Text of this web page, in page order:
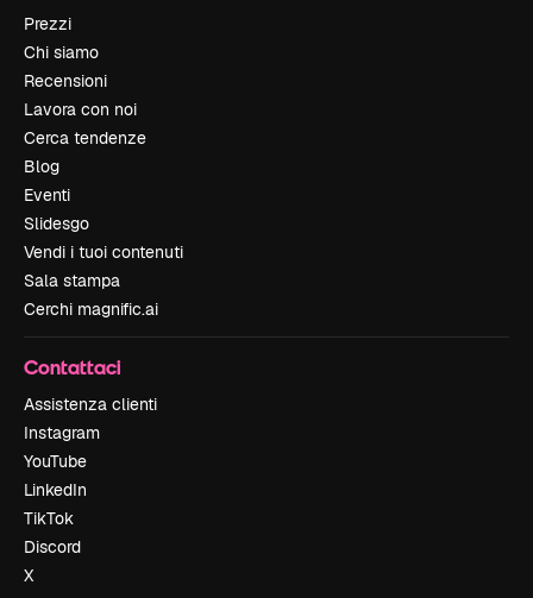
Prezzi
Chi siamo
Recensioni
Lavora con noi
Cerca tendenze
Blog
Eventi
Slidesgo
Vendi i tuoi contenuti
Sala stampa
Cerchi magnific.ai
Contattaci
Assistenza clienti
Instagram
YouTube
LinkedIn
TikTok
Discord
X